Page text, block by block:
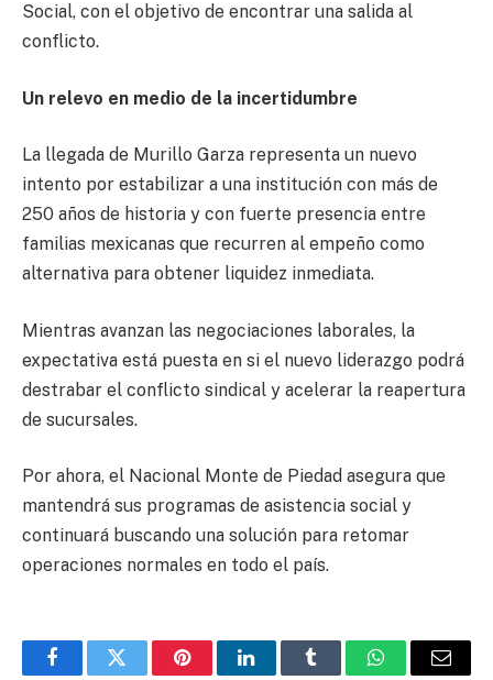
Social, con el objetivo de encontrar una salida al
conflicto.
Un relevo en medio de la incertidumbre
La llegada de Murillo Garza representa un nuevo
intento por estabilizar a una institución con más de
250 años de historia y con fuerte presencia entre
familias mexicanas que recurren al empeño como
alternativa para obtener liquidez inmediata.
Mientras avanzan las negociaciones laborales, la
expectativa está puesta en si el nuevo liderazgo podrá
destrabar el conflicto sindical y acelerar la reapertura
de sucursales.
Por ahora, el Nacional Monte de Piedad asegura que
mantendrá sus programas de asistencia social y
continuará buscando una solución para retomar
operaciones normales en todo el país.
FacebookTwitter PinterestLinkedInTumblr WhatsAppEmail